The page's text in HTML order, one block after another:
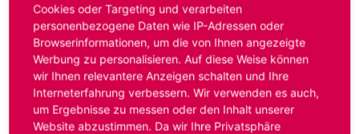
Hinweis:Das von ihnen aufgerufene Stellenangebot ist
bereits ausgelaufen. Alternative Stellenanzeigen finden
Sie unter:
www.schmieder-personal.de/stellenangebote
Oder Sie bewerben sich
initiativund wir suchen für Sie
passende Stellenangebote.
Cookies oder Targeting und verarbeiten
personenbezogene Daten wie IP-Adressen oder
Browserinformationen, um die von Ihnen angezeigte
Werbung zu personalisieren. Auf diese Weise können
wir Ihnen relevantere Anzeigen schalten und Ihre
Interneterfahrung verbessern. Wir verwenden es auch,
um Ergebnisse zu messen oder den Inhalt unserer
Website abzustimmen. Da wir Ihre Privatsphäre